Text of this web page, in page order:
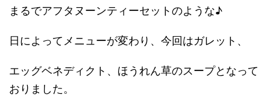
まるでアフタヌーンティーセットのような♪
日によってメニューが変わり、今回はガレット、
エッグベネディクト、ほうれん草のスープとなって
おりました。